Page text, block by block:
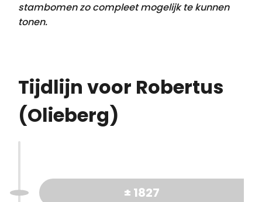
stambomen zo compleet mogelijk te kunnen
tonen.
Tijdlijn voor Robertus
(Olieberg)
± 1827